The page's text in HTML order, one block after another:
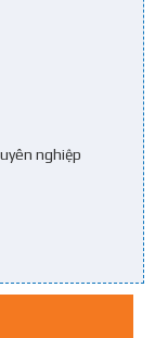
nghiệp